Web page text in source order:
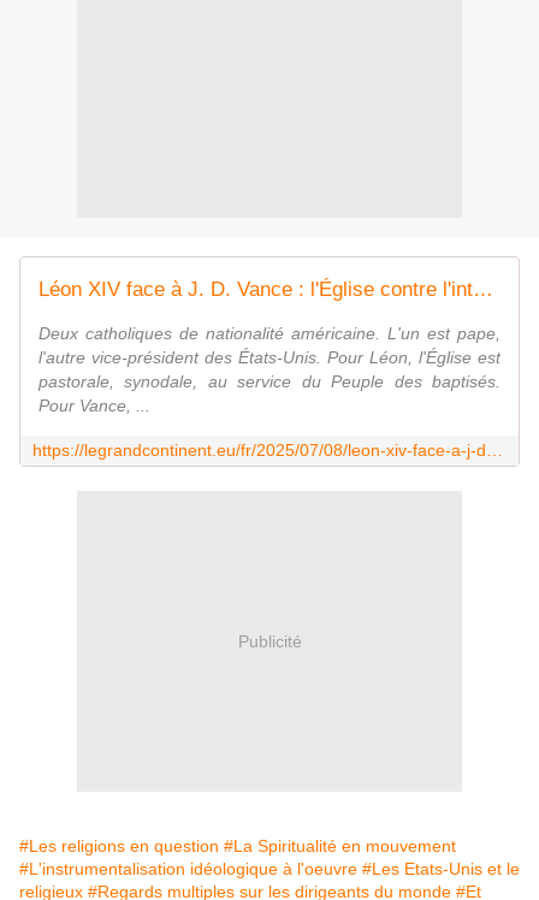
Léon XIV face à J. D. Vance : l'Église contre l'intégralisme américain | Le Grand Continent
Deux catholiques de nationalité américaine. L'un est pape,
l'autre vice-président des États-Unis. Pour Léon, l'Église est
pastorale, synodale, au service du Peuple des baptisés.
Pour Vance, ...
Publicité
#Les religions en question #La Spiritualité en mouvement
#L'instrumentalisation idéologique à l'oeuvre #Les Etats-Unis et le
religieux #Regards multiples sur les dirigeants du monde #Et